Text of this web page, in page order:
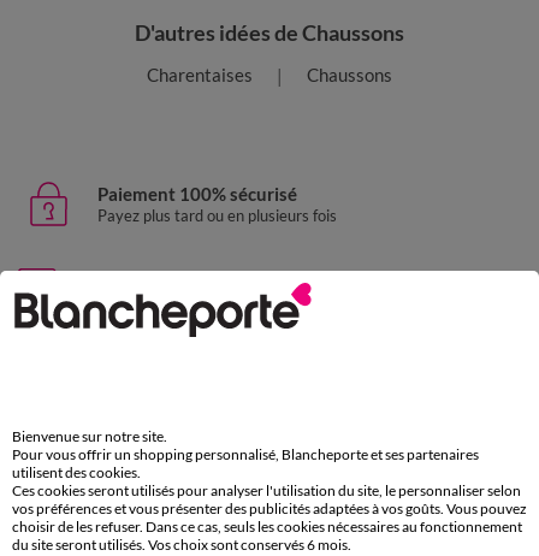
D'autres idées de Chaussons
Charentaises Chaussons
Paiement 100% sécurisé
Payez plus tard ou en plusieurs fois
domicile, relais, consignes automatiques
Service clients
par chat et par téléphone
de 8h00 à 20h00 du lundi au samedi
Bienvenue sur notre site.
Pour vous offrir un shopping personnalisé, Blancheporte et ses partenaires
utilisent des cookies.
Ces cookies seront utilisés pour analyser l'utilisation du site, le personnaliser selon
vos préférences et vous présenter des publicités adaptées à vos goûts. Vous pouvez
choisir de les refuser. Dans ce cas, seuls les cookies nécessaires au fonctionnement
du site seront utilisés. Vos choix sont conservés 6 mois.